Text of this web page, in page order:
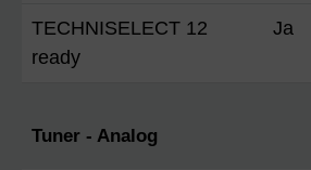
TECHNISELECT 12
ready
Ja
Tuner - Analog